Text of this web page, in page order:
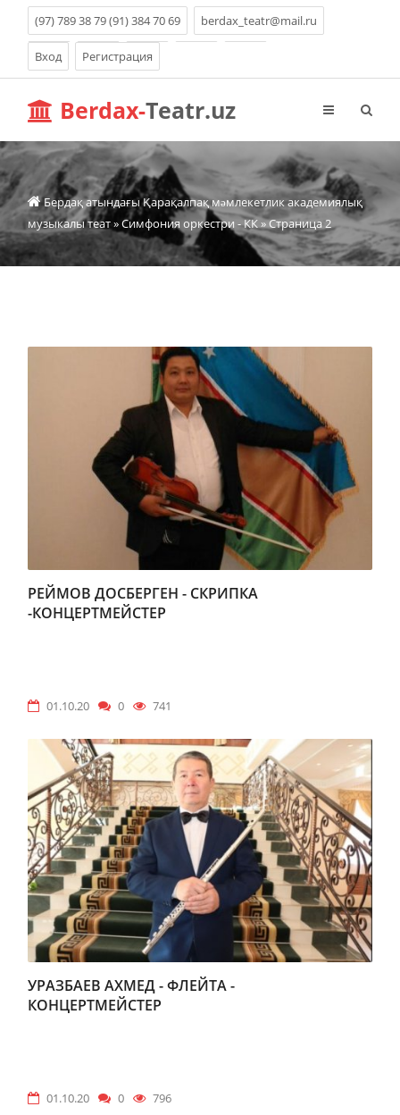
(97) 789 38 79 (91) 384 70 69 berdax_teatr@mail.ru
Вход Регистрация
Berdax-Teatr.uz
Бердақ атындағы Қарақалпақ мəмлекетлик академиялық
музыкалы теат»Симфония оркестри - КК» Страница 2
РЕЙМОВ ДОСБЕРГЕН - СКРИПКА
-КОНЦЕРТМЕЙСТЕР
01.10.20 0 741
УРАЗБАЕВ АХМЕД - ФЛЕЙТА -
КОНЦЕРТМЕЙСТЕР
01.10.20 0 796